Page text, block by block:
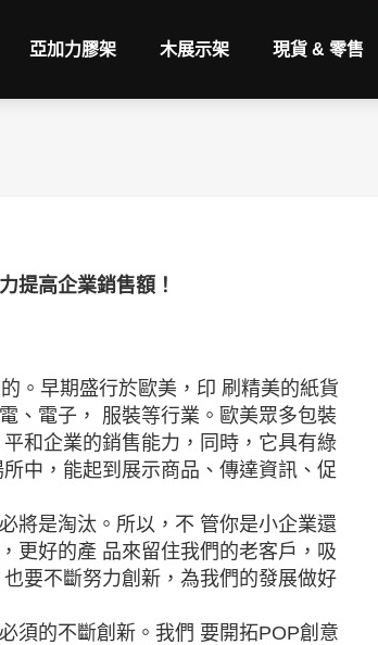
亞加力膠架 木展示架 現貨 & 零售
提高企業銷售額！
。早期盛行於歐美，印 刷精美的紙貨
、電子， 服裝等行業。歐美眾多包裝
和企業的銷售能力，同時，它具有綠
中，能起到展示商品、傳達資訊、促
將是淘汰。所以，不 管你是小企業還
更好的產 品來留住我們的老客戶，吸
要不斷努力創新，為我們的發展做好
須的不斷創新。我們 要開拓POP創意